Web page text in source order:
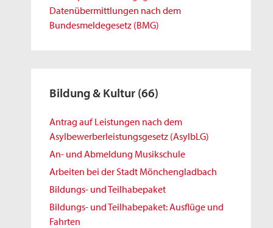
Datenübermittlungen nach dem
Bundesmeldegesetz (BMG)
Bildung & Kultur (66)
Antrag auf Leistungen nach dem
Asylbewerberleistungsgesetz (AsylbLG)
An- und Abmeldung Musikschule
Arbeiten bei der Stadt Mönchengladbach
Bildungs- und Teilhabepaket
Bildungs- und Teilhabepaket: Ausflüge und
Fahrten